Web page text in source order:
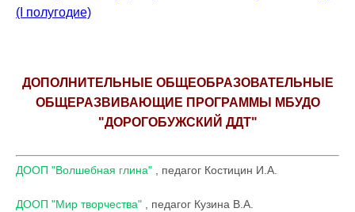
(I полугодие)
ДОПОЛНИТЕЛЬНЫЕ ОБЩЕОБРАЗОВАТЕЛЬНЫЕ
ОБЩЕРАЗВИВАЮЩИЕ ПРОГРАММЫ МБУДО
"ДОРОГОБУЖСКИЙ ДДТ"
ДООП "Волшебная глина" , педагог Костицин И.А.
ДООП "Мир творчества" , педагог Кузина В.А.